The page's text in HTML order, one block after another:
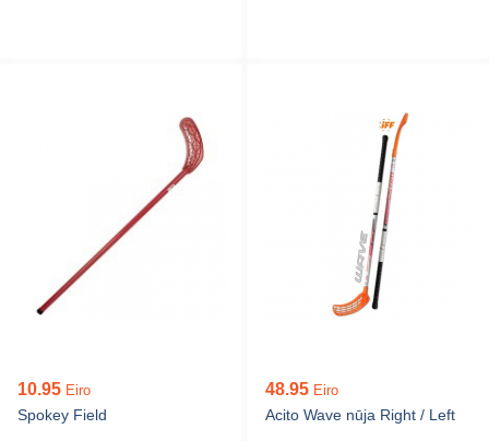
10.95 Eiro
Spokey Field
48.95 Eiro
Acito Wave nūja Right / Left